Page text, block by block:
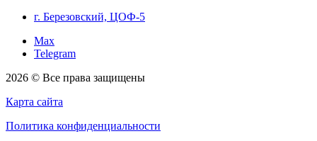
г. Березовский, ЦОФ-5
Max
Telegram
2026 © Все права защищены
Карта сайта
Политика конфиденциальности